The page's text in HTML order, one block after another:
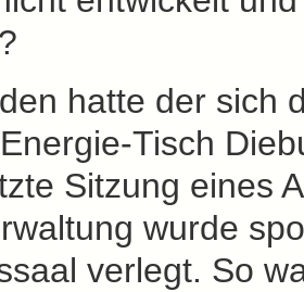
hatte der sich
Tisch
Sitzung eines
wurde
verlegt. So